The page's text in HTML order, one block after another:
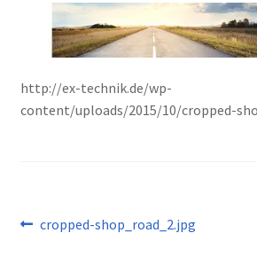
Widerrufsbelehrung
Kontakt
http://ex-technik.de/wp-
content/uploads/2015/10/cropped-
Beitragsnavigation
Vorheriger
cropped-shop_road_2.jpg